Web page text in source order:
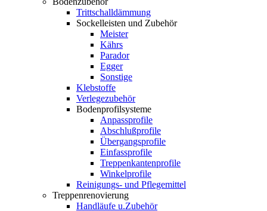
Trittschalldämmung
Sockelleisten und Zubehör
Meister
Kährs
Parador
Egger
Sonstige
Klebstoffe
Verlegezubehör
Bodenprofilsysteme
Anpassprofile
Abschlußprofile
Übergangsprofile
Einfassprofile
Treppenkantenprofile
Winkelprofile
Reinigungs- und Pflegemittel
Treppenrenovierung
Handläufe u.Zubehör